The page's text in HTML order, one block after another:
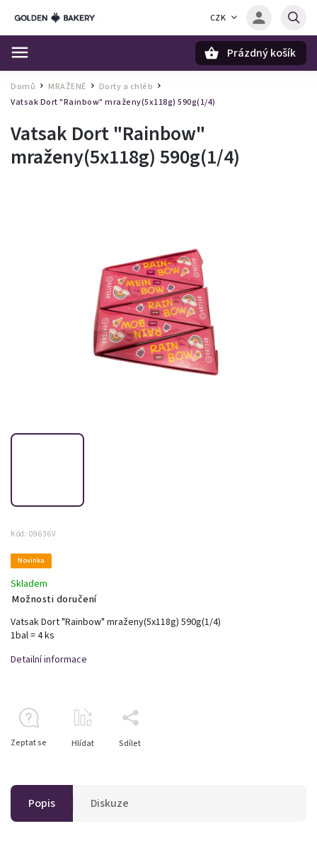
CZK
Prázdný košík
Domů / MRAŽENÉ Dorty a chléb /
Vatsak Dort "Rainbow" mraženy(5x118g) 590g(1/4)
Vatsak Dort "Rainbow"
mraženy(5x118g) 590g(1/4)
Kód: 09636V
Novinka
Skladem
Možnosti doručení
Vatsak Dort "Rainbow" mraženy(5x118g) 590g(1/4)
1bal = 4 ks
Detailní informace
Zeptat se Hlídat Sdílet
Popis Diskuze